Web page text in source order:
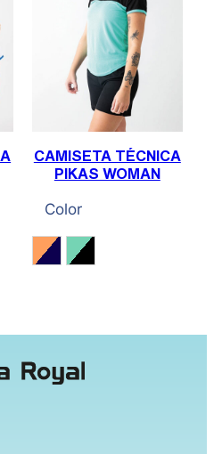
Menta / Negro
CAMISETA TÉCNICA
PIKAS WOMAN
Color
Coral / Marino
Verde Menta /